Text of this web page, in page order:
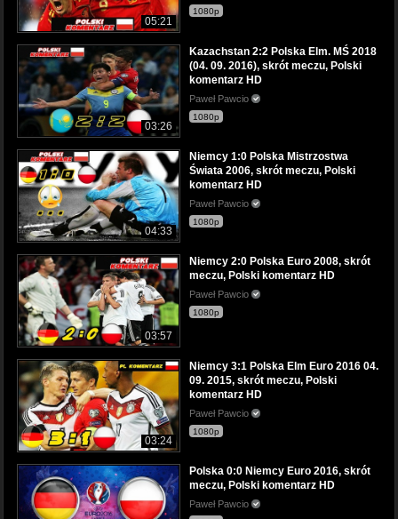
05:21
1080p
03:26
Kazachstan 2:2 Polska Elm. MŚ 2018
(04. 09. 2016), skrót meczu, Polski
komentarz HD
Paweł Pawcio
1080p
04:33
Niemcy 1:0 Polska Mistrzostwa
Świata 2006, skrót meczu, Polski
komentarz HD
Paweł Pawcio
1080p
03:57
Niemcy 2:0 Polska Euro 2008, skrót
meczu, Polski komentarz HD
Paweł Pawcio
1080p
03:24
Niemcy 3:1 Polska Elm Euro 2016 04.
09. 2015, skrót meczu, Polski
komentarz HD
Paweł Pawcio
1080p
Polska 0:0 Niemcy Euro 2016, skrót
meczu, Polski komentarz HD
Paweł Pawcio